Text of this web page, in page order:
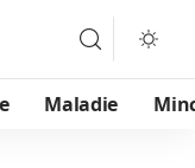
Maladie